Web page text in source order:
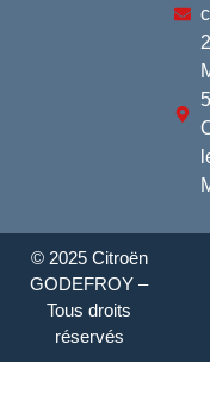
© 2025 Citroën
GODEFROY –
Tous droits
réservés